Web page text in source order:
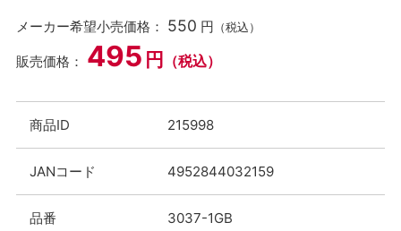
メーカー希望小売価格： 550 円 （税込）
販売価格： 495 円 （税込）
商品ID 215998
JANコード 4952844032159
品番 3037-1GB